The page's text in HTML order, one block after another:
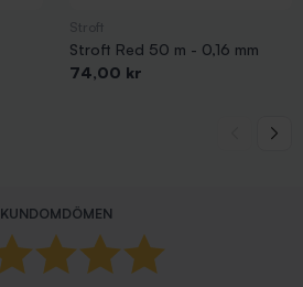
Stroft Red 50 m - 0,16 mm
Pris
74,00 kr
KUNDOMDÖMEN